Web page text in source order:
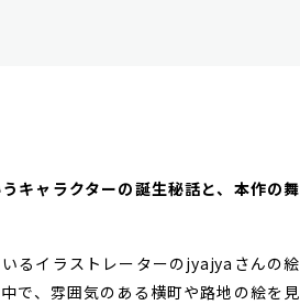
キャラクターの誕生秘話と、本作の舞
るイラストレーターのjyajyaさんの絵
で、雰囲気のある横町や路地の絵を見